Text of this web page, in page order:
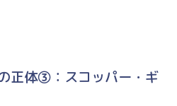
正体③：スコッパー・ギ